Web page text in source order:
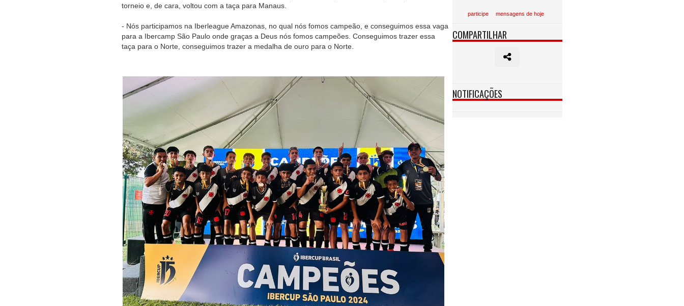
torneio e, de cara, voltou com a taça para Manaus.
- Nós participamos na Iberleague Amazonas, no qual nós fomos campeão, e conseguimos essa vaga
para a Ibercamp São Paulo onde graças a Deus nós fomos campeões. Conseguimos trazer essa
taça para o Norte, conseguimos trazer a medalha de ouro para o Norte.
participe mensagens de hoje
COMPARTILHAR
NOTIFICAÇÕES